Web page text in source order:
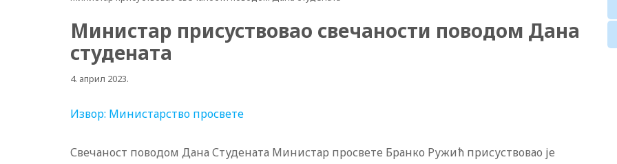
Министар присуствовао свечаности поводом Дана
студената
4. април 2023.
Извор: Министарство просвете
Свечаност поводом Дана Студената Министар просвете Бранко Ружић присуствовао је